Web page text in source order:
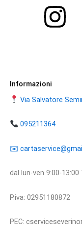
Informazioni
Via Salvatore
095211364
​​✉️
dal lun-ven 9:00-13:00
P.iva: 02951180872
PEC: